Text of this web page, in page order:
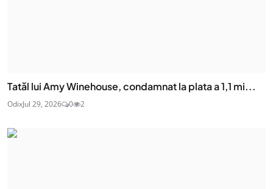
Tatăl lui Amy Winehouse, condamnat la plata a 1,1 mi...
OdixJul 29, 2026 0 2